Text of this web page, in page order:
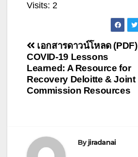
Visits: 2
แนะแนว
เรื่อง
เอกสารดาวน์โหลด (PDF)
COVID-19 Lessons
Learned: A Resource for
Recovery Deloitte & Joint
Commission Resources
Byjiradanai